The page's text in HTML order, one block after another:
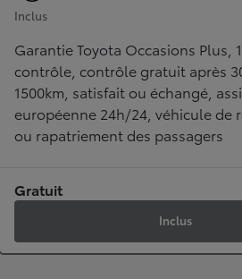
Inclus
Garantie Toyota Occasions Plus,
contrôle, contrôle gratuit après
1500km, satisfait ou échangé,
européenne 24h/24, véhicule de
ou rapatriement des passagers
Gratuit
Inclus